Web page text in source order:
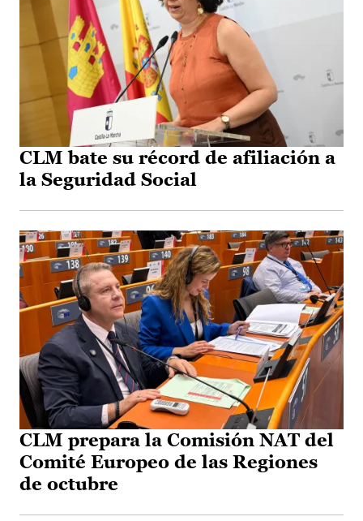
CLM bate su récord de afiliación a
la Seguridad Social
CLM prepara la Comisión NAT del
Comité Europeo de las Regiones
de octubre